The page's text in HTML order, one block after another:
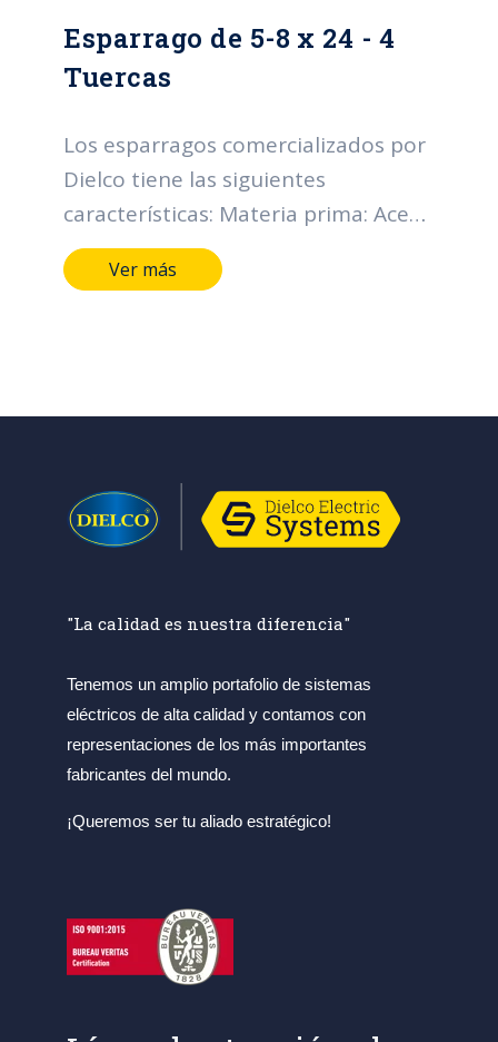
Esparrago de 5-8 x 24 - 4
Tuercas
Los esparragos comercializados por
Dielco tiene las siguientes
características: Materia prima: Acero
SAE 1010-1020 Diámetro nominal
rosca UNC (D) (pulgadas): Desde 1/2
caliente. Espesor mínimo individual
promedio (micras): 53. Grado de
recubrimiento: High grade. Normas:
NTC y RETIE.
Ver más
"La calidad es nuestra diferencia"
Tenemos un amplio portafolio de sistemas
eléctricos de alta calidad y contamos con
representaciones de los más importantes
fabricantes del mundo.
¡Queremos ser tu aliado estratégico!